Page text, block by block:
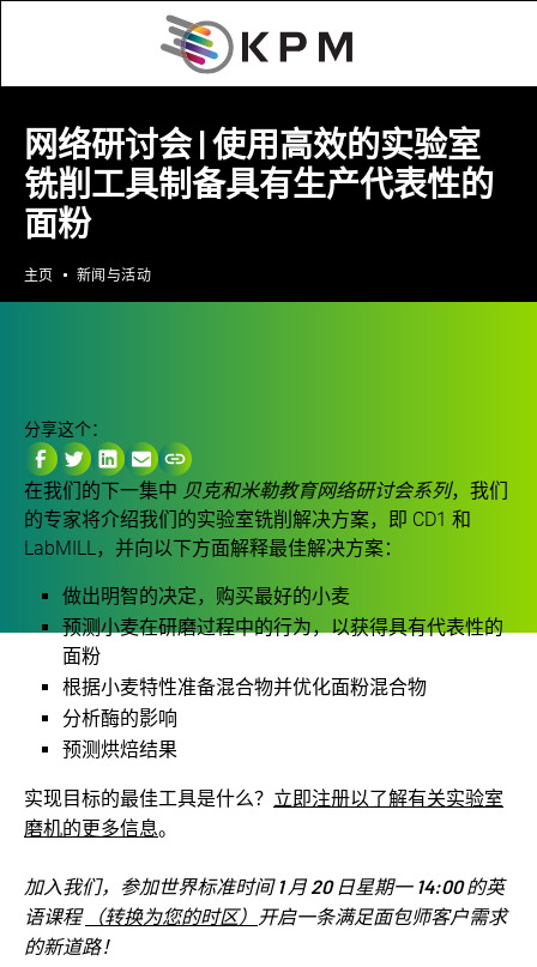
网络研讨会 | 使用高效的实验室
铣削工具制备具有生产代表性的
面粉
主页 新闻与活动
在我们的下一集中 贝克和米勒教育网络研讨会系列，我们
的专家将介绍我们的实验室铣削解决方案，即 CD1 和
LabMILL，并向以下方面解释最佳解决方案：
做出明智的决定，购买最好的小麦
预测小麦在研磨过程中的行为，以获得具有代表性的
面粉
根据小麦特性准备混合物并优化面粉混合物
分析酶的影响
预测烘焙结果
实现目标的最佳工具是什么？ 立即注册以了解有关实验室
磨机的更多信息。
加入我们，参加世界标准时间 1 月 20 日星期一 14:00 的英
语课程 （转换为您的时区） 开启一条满足面包师客户需求
的新道路！
分享这个：